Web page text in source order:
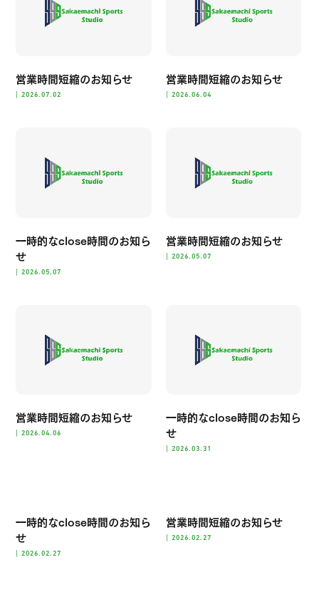
営業時間短縮のお知らせ
|2026.07.02
営業時間短縮のお知らせ
| 2026.06.04
一時的なclose時間のお知ら
せ
|2026.05.07
営業時間短縮のお知らせ
| 2026.05.07
営業時間短縮のお知らせ
|2026.04.06
一時的なclose時間のお知ら
せ
| 2026.03.31
一時的なclose時間のお知ら
せ
|2026.02.27
営業時間短縮のお知らせ
| 2026.02.27